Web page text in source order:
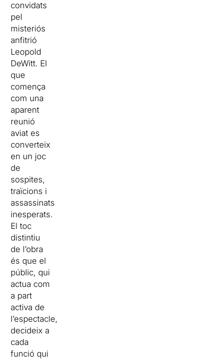
convidats
pel
misteriós
anfitrió
Leopold
DeWitt. El
que
comença
com una
aparent
reunió
aviat es
converteix
en un joc
de
sospites,
traïcions i
assassinats
inesperats.
El toc
distintiu
de l’obra
és que el
públic, qui
actua com
a part
activa de
l’espectacle,
decideix a
cada
funció qui